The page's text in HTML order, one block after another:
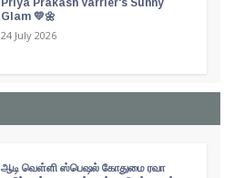
Glam 💛🌼
24 July 2026
ஆடி வெள்ளி ஸ்பெஷல் கோதுமை ரவா